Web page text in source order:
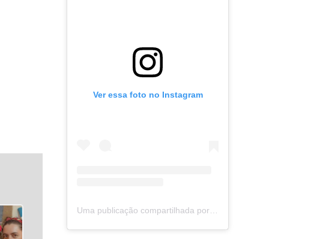
Ver essa foto no Instagram
Uma publicação compartilhada por Christiane Gonçalves (@artecomquiane)